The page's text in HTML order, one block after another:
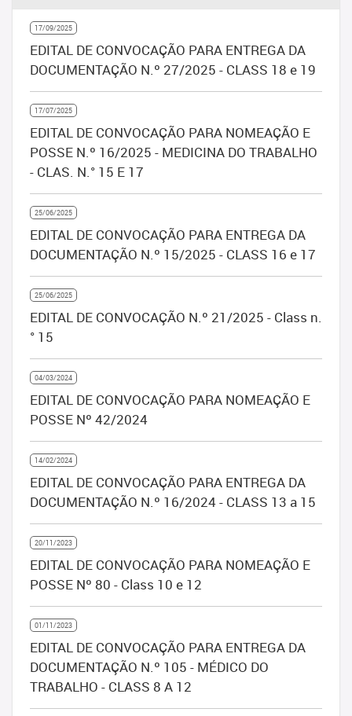
17/09/2025
EDITAL DE CONVOCAÇÃO PARA ENTREGA DA
DOCUMENTAÇÃO N.º 27/2025 - CLASS 18 e 19
17/07/2025
EDITAL DE CONVOCAÇÃO PARA NOMEAÇÃO E
POSSE N.º 16/2025 - MEDICINA DO TRABALHO
- CLAS. N.° 15 E 17
25/06/2025
EDITAL DE CONVOCAÇÃO PARA ENTREGA DA
DOCUMENTAÇÃO N.º 15/2025 - CLASS 16 e 17
25/06/2025
EDITAL DE CONVOCAÇÃO N.º 21/2025 - Class n.
° 15
04/03/2024
EDITAL DE CONVOCAÇÃO PARA NOMEAÇÃO E
POSSE Nº 42/2024
14/02/2024
EDITAL DE CONVOCAÇÃO PARA ENTREGA DA
DOCUMENTAÇÃO N.º 16/2024 - CLASS 13 a 15
20/11/2023
EDITAL DE CONVOCAÇÃO PARA NOMEAÇÃO E
POSSE Nº 80 - Class 10 e 12
01/11/2023
EDITAL DE CONVOCAÇÃO PARA ENTREGA DA
DOCUMENTAÇÃO N.º 105 - MÉDICO DO
TRABALHO - CLASS 8 A 12